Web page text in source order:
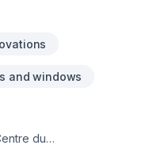
and windows
du